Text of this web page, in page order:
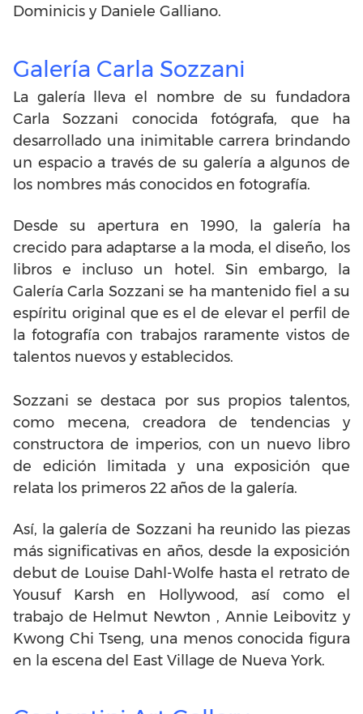
Dominicis y Daniele Galliano.
Galería Carla Sozzani
La galería lleva el nombre de su fundadora
Carla Sozzani conocida fotógrafa, que ha
desarrollado una inimitable carrera brindando
un espacio a través de su galería a algunos de
los nombres más conocidos en fotografía.
Desde su apertura en 1990, la galería ha
crecido para adaptarse a la moda, el diseño, los
libros e incluso un hotel. Sin embargo, la
Galería Carla Sozzani se ha mantenido fiel a su
espíritu original que es el de elevar el perfil de
la fotografía con trabajos raramente vistos de
talentos nuevos y establecidos.
Sozzani se destaca por sus propios talentos,
como mecena, creadora de tendencias y
constructora de imperios, con un nuevo libro
de edición limitada y una exposición que
relata los primeros 22 años de la galería.
Así, la galería de Sozzani ha reunido las piezas
más significativas en años, desde la exposición
debut de Louise Dahl-Wolfe hasta el retrato de
Yousuf Karsh en Hollywood, así como el
trabajo de Helmut Newton , Annie Leibovitz y
Kwong Chi Tseng, una menos conocida figura
en la escena del East Village de Nueva York.